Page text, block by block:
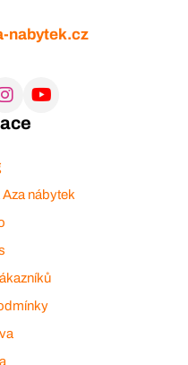
nabytek.cz
nábytek